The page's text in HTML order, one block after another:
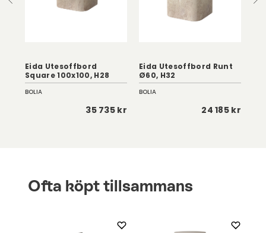
Eida Utesoffbord
Square 100x100, H28
BOLIA
35 735 kr
Eida Utesoffbord Runt
Ø60, H32
BOLIA
24 185 kr
Ofta köpt tillsammans